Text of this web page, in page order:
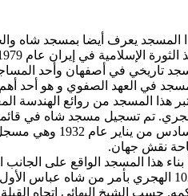
المسجد یعرف أیضا بمسجد شاه
تاريخي في أصفهان وأحد
في العهد الصفوي و هو أحد أهم
هذا المسجد من روائع الهندسة
تم تسجيل مسجد شاه في
السادس من
نقش جهان.
بناء هذا المسجد الواقع على
1020 الهجري بأمر من شاه عباس
حسب الشيخ البهائي اتجاه